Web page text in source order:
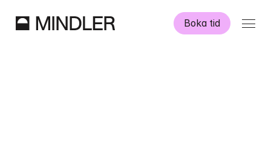
Boka tid